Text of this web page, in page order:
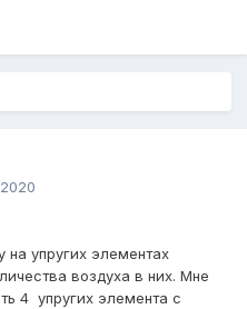
упругих элементах
воздуха в них. Мне
4 упругих элемента с